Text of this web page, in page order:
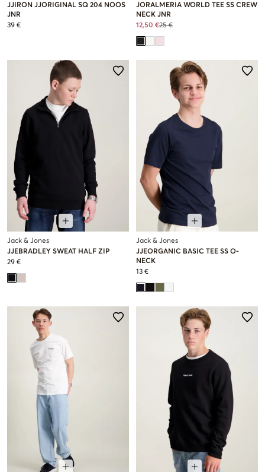
JJIRON JJORIGINAL SQ 204 NOOS
JNR
39 €
JORALMERIA WORLD TEE SS CREW
NECK JNR
12,50 €25 €
Jack & Jones
JJEBRADLEY SWEAT HALF ZIP
29 €
Jack & Jones
JJEORGANIC BASIC TEE SS O-
NECK
13 €